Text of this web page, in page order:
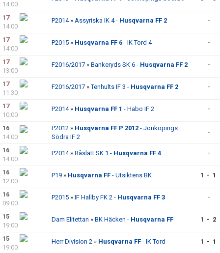
14:00
17
14:00
P2014» Assyriska IK 4 - Husqvarna FF 2 -
17
14:00
P2015 » Husqvarna FF 6 - IK Tord 4 -
17
13:00
F2016/2017 » Bankeryds SK 6 - Husqvarna FF 2 -
17
11:30
F2016/2017 »Tenhults IF 3 - Husqvarna FF 2 -
17
10:00
P2014» Husqvarna FF 1 - Habo IF 2 -
16
14:00
P2012 » Husqvarna FF P 2012 - Jönköpings
Södra IF 2
-
16
14:00
P2014» Råslätt SK 1 - Husqvarna FF 4 -
16
12:00
P19 » Husqvarna FF - Utsiktens BK 1 - 1
16
09:00
P2015 » IF Hallby FK 2 - Husqvarna FF 3 -
15
19:00
Dam Elitettan » BK Häcken - Husqvarna FF 1 - 2
15
19:00
Herr Division 2 » Husqvarna FF - IK Tord 1 - 1